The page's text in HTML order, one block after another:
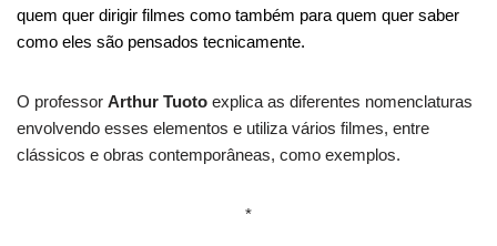
quem quer dirigir filmes como também para quem quer saber
como eles são pensados tecnicamente.
O professor Arthur Tuoto explica as diferentes nomenclaturas
envolvendo esses elementos e utiliza vários filmes, entre
clássicos e obras contemporâneas, como exemplos.
*